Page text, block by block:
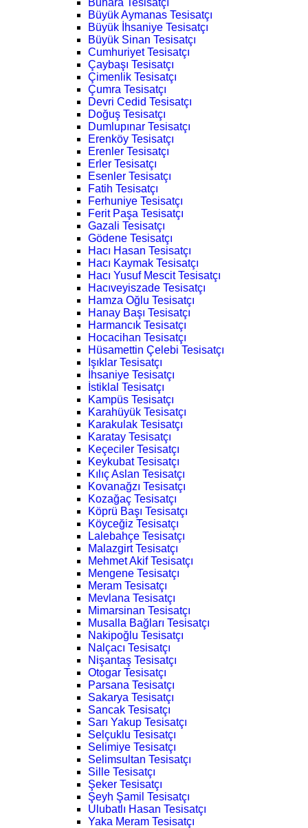
Buhara Tesisatçı
Büyük Aymanas Tesisatçı
Büyük İhsaniye Tesisatçı
Büyük Sinan Tesisatçı
Cumhuriyet Tesisatçı
Çaybaşı Tesisatçı
Çimenlik Tesisatçı
Çumra Tesisatçı
Devri Cedid Tesisatçı
Doğuş Tesisatçı
Dumlupınar Tesisatçı
Erenköy Tesisatçı
Erenler Tesisatçı
Erler Tesisatçı
Esenler Tesisatçı
Fatih Tesisatçı
Ferhuniye Tesisatçı
Ferit Paşa Tesisatçı
Gazali Tesisatçı
Gödene Tesisatçı
Hacı Hasan Tesisatçı
Hacı Kaymak Tesisatçı
Hacı Yusuf Mescit Tesisatçı
Hacıveyiszade Tesisatçı
Hamza Oğlu Tesisatçı
Hanay Başı Tesisatçı
Harmancık Tesisatçı
Hocacihan Tesisatçı
Hüsamettin Çelebi Tesisatçı
Işıklar Tesisatçı
İhsaniye Tesisatçı
İstiklal Tesisatçı
Kampüs Tesisatçı
Karahüyük Tesisatçı
Karakulak Tesisatçı
Karatay Tesisatçı
Keçeciler Tesisatçı
Keykubat Tesisatçı
Kılıç Aslan Tesisatçı
Kovanağzı Tesisatçı
Kozağaç Tesisatçı
Köprü Başı Tesisatçı
Köyceğiz Tesisatçı
Lalebahçe Tesisatçı
Malazgirt Tesisatçı
Mehmet Akif Tesisatçı
Mengene Tesisatçı
Meram Tesisatçı
Mevlana Tesisatçı
Mimarsinan Tesisatçı
Musalla Bağları Tesisatçı
Nakipoğlu Tesisatçı
Nalçacı Tesisatçı
Nişantaş Tesisatçı
Otogar Tesisatçı
Parsana Tesisatçı
Sakarya Tesisatçı
Sancak Tesisatçı
Sarı Yakup Tesisatçı
Selçuklu Tesisatçı
Selimiye Tesisatçı
Selimsultan Tesisatçı
Sille Tesisatçı
Şeker Tesisatçı
Şeyh Şamil Tesisatçı
Ulubatlı Hasan Tesisatçı
Yaka Meram Tesisatçı